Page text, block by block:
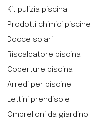
Kit pulizia piscina
Prodotti chimici piscine
Docce solari
Riscaldatore piscina
Coperture piscina
Arredi per piscine
Lettini prendisole
Ombrelloni da giardino